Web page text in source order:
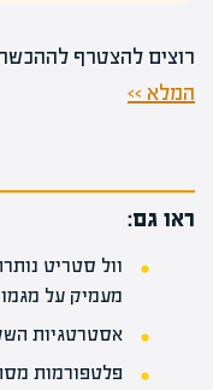
רוצים להצטרף
המלא >>
ראו גם:
וול סטריט
מעמיק על
אסטרטגיות
פלטפורמות